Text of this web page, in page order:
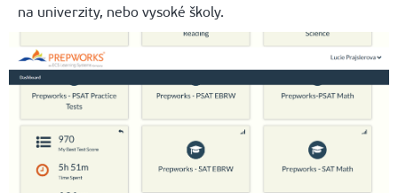
na univerzity, nebo vysoké školy.